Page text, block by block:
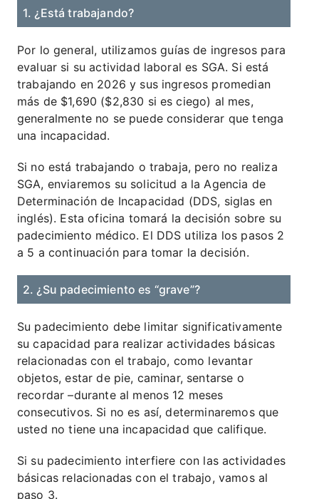
1. ¿Está trabajando?
Por lo general, utilizamos guías de ingresos para
evaluar si su actividad laboral es SGA. Si está
trabajando en 2026 y sus ingresos promedian
más de $1,690 ($2,830 si es ciego) al mes,
generalmente no se puede considerar que tenga
una incapacidad.
Si no está trabajando o trabaja, pero no realiza
SGA, enviaremos su solicitud a la Agencia de
Determinación de Incapacidad (DDS, siglas en
inglés). Esta oficina tomará la decisión sobre su
padecimiento médico. El DDS utiliza los pasos 2
a 5 a continuación para tomar la decisión.
2. ¿Su padecimiento es “grave”?
Su padecimiento debe limitar significativamente
su capacidad para realizar actividades básicas
relacionadas con el trabajo, como levantar
objetos, estar de pie, caminar, sentarse o
recordar –durante al menos 12 meses
consecutivos. Si no es así, determinaremos que
usted no tiene una incapacidad que califique.
Si su padecimiento interfiere con las actividades
básicas relacionadas con el trabajo, vamos al
paso 3.